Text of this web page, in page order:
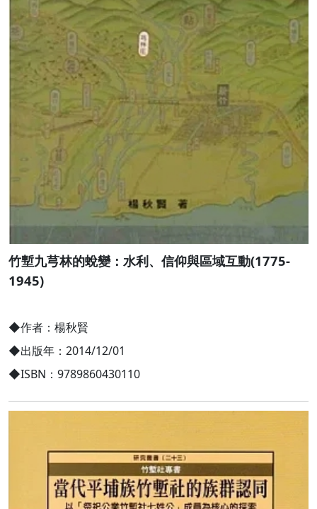
竹塹九芎林的蛻變：水利、信仰與區域互動(1775-
1945)
◆作者：楊秋賢
◆出版年：2014/12/01
◆ISBN：9789860430110